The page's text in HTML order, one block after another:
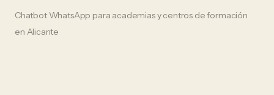
Chatbot WhatsApp para academias y centros de formación
en Alicante